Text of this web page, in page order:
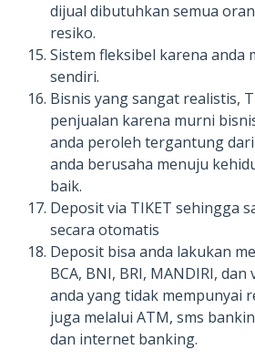
dijual dibutuhkan semua
resiko.
Sistem fleksibel karena anda
sendiri.
Bisnis yang sangat realistis,
penjualan karena murni
anda peroleh tergantung
anda berusaha menuju
baik.
Deposit via TIKET sehingga
secara otomatis
Deposit bisa anda lakukan
BCA, BNI, BRI, MANDIRI,
anda yang tidak mempunyai
juga melalui ATM, sms
dan internet banking.